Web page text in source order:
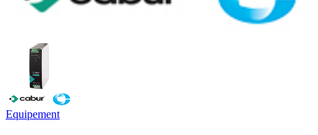
Equipement